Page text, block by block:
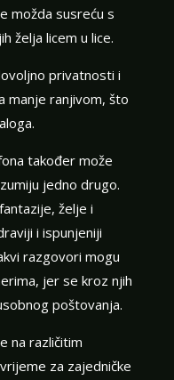
možda susreću s
želja licem u lice.
privatnosti i
manje ranjivom, što
također može
jedno drugo.
želje i
i ispunjeniji
razgovori mogu
jer se kroz njih
poštovanja.
na različitim
za zajedničke